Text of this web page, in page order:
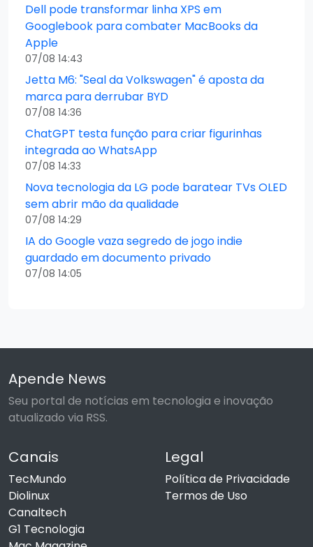
Dell pode transformar linha XPS em
Googlebook para combater MacBooks da
Apple
07/08 14:43
Jetta M6: "Seal da Volkswagen" é aposta da
marca para derrubar BYD
07/08 14:36
ChatGPT testa função para criar figurinhas
integrada ao WhatsApp
07/08 14:33
Nova tecnologia da LG pode baratear TVs OLED
sem abrir mão da qualidade
07/08 14:29
IA do Google vaza segredo de jogo indie
guardado em documento privado
07/08 14:05
Apende News
Seu portal de notícias em tecnologia e inovação
atualizado via RSS.
Canais
TecMundo
Diolinux
Canaltech
G1 Tecnologia
Legal
Política de Privacidade
Termos de Uso